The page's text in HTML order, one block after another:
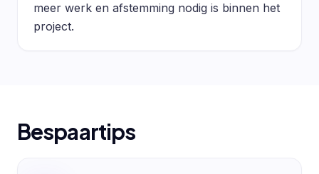
meer werk en afstemming nodig is binnen het
project.
Bespaartips